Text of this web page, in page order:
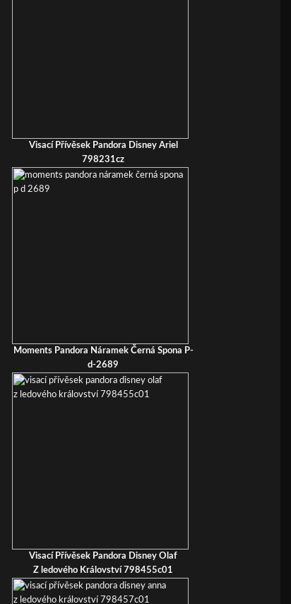
Visací Přívěsek Pandora Disney Ariel
798231cz
Moments Pandora Náramek Černá Spona P-
d-2689
Visací Přívěsek Pandora Disney Olaf
Z ledového Království 798455c01